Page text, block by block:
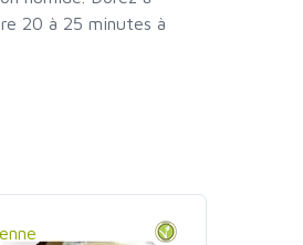
20 à 25 minutes à